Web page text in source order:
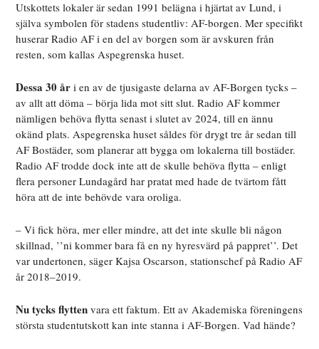
Utskottets lokaler är sedan 1991 belägna i hjärtat av Lund, i
själva symbolen för stadens studentliv: AF-borgen. Mer specifikt
huserar Radio AF i en del av borgen som är avskuren från
resten, som kallas Aspegrenska huset.
Dessa 30 år i en av de tjusigaste delarna av AF-Borgen tycks –
av allt att döma – börja lida mot sitt slut. Radio AF kommer
nämligen behöva flytta senast i slutet av 2024, till en ännu
okänd plats. Aspegrenska huset såldes för drygt tre år sedan till
AF Bostäder, som planerar att bygga om lokalerna till bostäder.
Radio AF trodde dock inte att de skulle behöva flytta – enligt
flera personer Lundagård har pratat med hade de tvärtom fått
höra att de inte behövde vara oroliga.
– Vi fick höra, mer eller mindre, att det inte skulle bli någon
skillnad, ’’ni kommer bara få en ny hyresvärd på pappret’’. Det
var undertonen, säger Kajsa Oscarson, stationschef på Radio AF
år 2018–2019.
Nu tycks flyttenvara ett faktum. Ett av Akademiska föreningens
största studentutskott kan inte stanna i AF-Borgen. Vad hände?